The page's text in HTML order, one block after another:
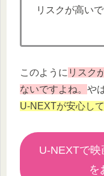
リスクが高い
このように リスク
ないですよね。 や
U-NEXTが安心し
U-NEXTで映
を